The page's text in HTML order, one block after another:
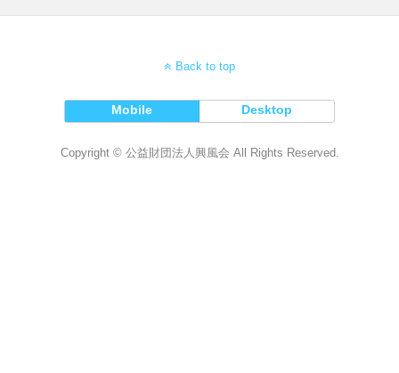
Back to top
Mobile Desktop
Copyright © 公益財団法人興風会 All Rights Reserved.